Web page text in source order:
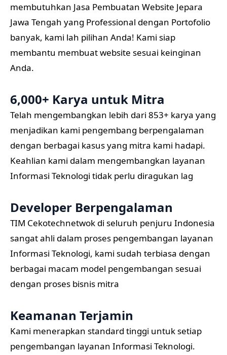
membutuhkan Jasa Pembuatan Website Jepara
Jawa Tengah yang Professional dengan Portofolio
banyak, kami lah pilihan Anda! Kami siap
membantu membuat website sesuai keinginan
Anda.
6,000+ Karya untuk Mitra
Telah mengembangkan lebih dari 853+ karya yang
menjadikan kami pengembang berpengalaman
dengan berbagai kasus yang mitra kami hadapi.
Keahlian kami dalam mengembangkan layanan
Informasi Teknologi tidak perlu diragukan lag
Developer Berpengalaman
TIM Cekotechnetwok di seluruh penjuru Indonesia
sangat ahli dalam proses pengembangan layanan
Informasi Teknologi, kami sudah terbiasa dengan
berbagai macam model pengembangan sesuai
dengan proses bisnis mitra
Keamanan Terjamin
Kami menerapkan standard tinggi untuk setiap
pengembangan layanan Informasi Teknologi.